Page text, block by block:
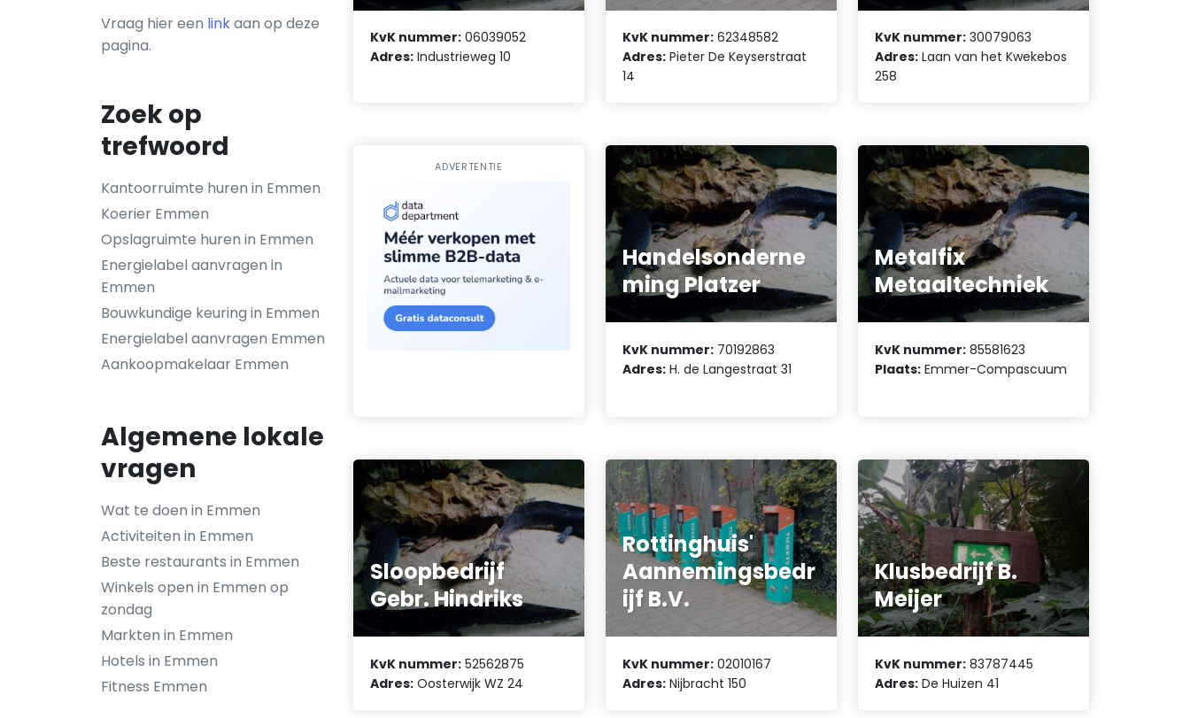
Vraag hier een linkaan op deze
pagina.
Zoek op
trefwoord
Kantoorruimte huren in Emmen
Koerier Emmen
Opslagruimte huren in Emmen
Energielabel aanvragen in
Emmen
Bouwkundige keuring in Emmen
Energielabel aanvragen Emmen
Aankoopmakelaar Emmen
Algemene lokale
vragen
Wat te doen in Emmen
Activiteiten in Emmen
Beste restaurants in Emmen
Winkels open in Emmen op
zondag
Markten in Emmen
Hotels in Emmen
Fitness Emmen
KvK nummer: 06039052
Adres: Industrieweg 10
KvK nummer: 62348582
Adres: Pieter De Keyserstraat
14
KvK nummer: 30079063
Adres: Laan van het Kwekebos
258
ADVERTENTIE
Handelsonderne
ming Platzer
KvK nummer: 70192863
Adres: H. de Langestraat 31
Metalfix
Metaaltechniek
KvK nummer: 85581623
Plaats: Emmer-Compascuum
Sloopbedrijf
Gebr. Hindriks
KvK nummer: 52562875
Adres: Oosterwijk WZ 24
Rottinghuis'
Aannemingsbedr
ijf B.V.
KvK nummer: 02010167
Adres: Nijbracht 150
Klusbedrijf B.
Meijer
KvK nummer: 83787445
Adres: De Huizen 41